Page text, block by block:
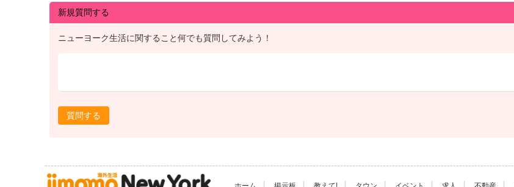
新規質問する
ニューヨーク生活に関すること何でも質問してみよう！
質問する